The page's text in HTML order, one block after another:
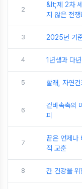
2
&lt;제 2차
지 않은 전
3 2025년 기
4 1년생과 다
5 빨래, 자연
6
겉바속촉의
피
7
끝은 언제나
적 교훈
8 간 건강을